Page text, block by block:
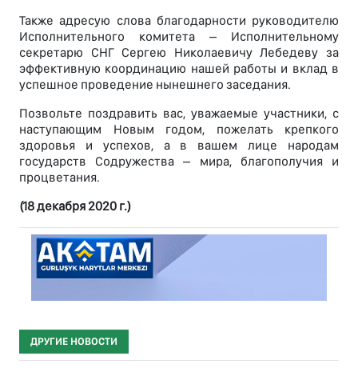
Также адресую слова благодарности руководителю
Исполнительного комитета – Исполнительному
секретарю СНГ Сергею Николаевичу Лебедеву за
эффективную координацию нашей работы и вклад в
успешное проведение нынешнего заседания.
Позвольте поздравить вас, уважаемые участники, с
наступающим Новым годом, пожелать крепкого
здоровья и успехов, а в вашем лице народам
государств Содружества – мира, благополучия и
процветания.
(18 декабря 2020 г.)
ДРУГИЕ НОВОСТИ